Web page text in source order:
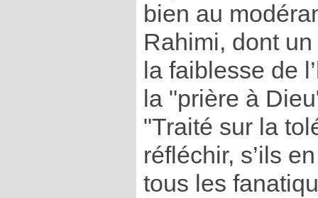
bien au
Rahimi, dont
la faiblesse de
la "prière à
"Traité sur la
réfléchir, s’ils
tous les